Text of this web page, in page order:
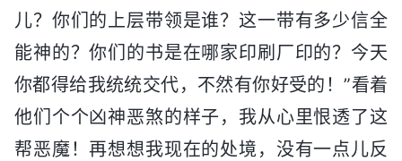
儿？你们的上层带领是谁？这一带有多少信全
能神的？你们的书是在哪家印刷厂印的？今天
你都得给我统统交代，不然有你好受的！”看着
他们个个凶神恶煞的样子，我从心里恨透了这
帮恶魔！再想想我现在的处境，没有一点儿反